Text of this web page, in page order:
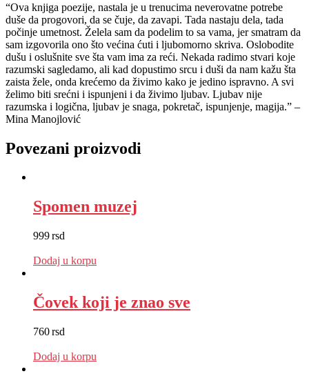
“Ova knjiga poezije, nastala je u trenucima neverovatne potrebe
duše da progovori, da se čuje, da zavapi. Tada nastaju dela, tada
počinje umetnost. Želela sam da podelim to sa vama, jer smatram da
sam izgovorila ono što većina ćuti i ljubomorno skriva. Oslobodite
dušu i oslušnite sve šta vam ima za reći. Nekada radimo stvari koje
razumski sagledamo, ali kad dopustimo srcu i duši da nam kažu šta
zaista žele, onda krećemo da živimo kako je jedino ispravno. A svi
želimo biti srećni i ispunjeni i da živimo ljubav. Ljubav nije
razumska i logična, ljubav je snaga, pokretač, ispunjenje, magija.” –
Mina Manojlović
Povezani proizvodi
Spomen muzej
999rsd
Dodaj u korpu
Čovek koji je znao sve
760rsd
Dodaj u korpu